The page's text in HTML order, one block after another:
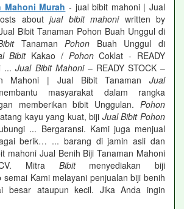
Murah - jual bibit mahoni | Jual
about jual bibit mahoniwritten by
Bibit Tanaman Pohon Buah Unggul di
TanamanPohon Buah Unggul di
BibitKakao / PohonCoklat - READY
...Jual Bibit Mahoni– READY STOCK –
Mahoni | Jual Bibit Tanaman Jual
masyarakat dalam rangka
memberikan bibit Unggulan. Pohon
kayu yang kuat, biji Jual Bibit Pohon
... Bergaransi. Kami juga menjual
berik… ... barang di jamin asli dan
mahoni Jual Benih Biji Tanaman Mahoni
Mitra Bibitmenyediakan biji
Kami melayani penjualan biji benih
besar ataupun kecil. Jika Anda ingin